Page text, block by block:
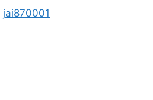
jai870001